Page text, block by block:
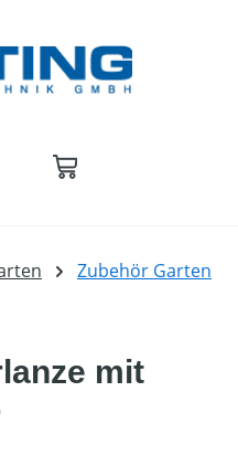
Zubehör Garten
mit